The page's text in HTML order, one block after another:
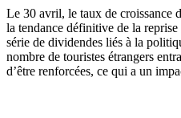
Le 30 avril, le taux de croissance
la tendance définitive de la
série de dividendes liés à la
nombre de touristes étrangers
d’être renforcées, ce qui a un